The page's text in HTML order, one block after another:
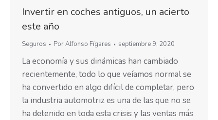
Invertir en coches antiguos, un acierto
este año
Seguros PorAlfonso Fígares septiembre 9, 2020
La economía y sus dinámicas han cambiado
recientemente, todo lo que veíamos normal se
ha convertido en algo difícil de completar, pero
la industria automotriz es una de las que no se
ha detenido en toda esta crisis y las ventas más